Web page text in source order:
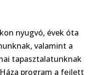
nyugvó, évek óta
valamint a
tapasztalatunknak
program a fejlett